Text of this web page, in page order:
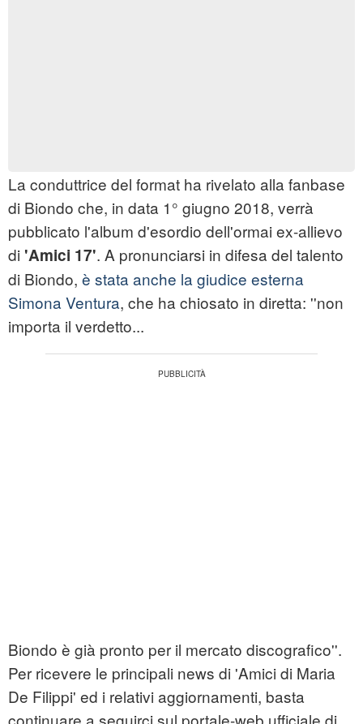
La conduttrice del format ha rivelato alla fanbase
di Biondo che, in data 1° giugno 2018, verrà
pubblicato l'album d'esordio dell'ormai ex-allievo
di 'Amici 17'. A pronunciarsi in difesa del talento
di Biondo, è stata anche la giudice esterna
Simona Ventura, che ha chiosato in diretta: ''non
importa il verdetto...
Biondo è già pronto per il mercato discografico''.
Per ricevere le principali news di 'Amici di Maria
De Filippi' ed i relativi aggiornamenti, basta